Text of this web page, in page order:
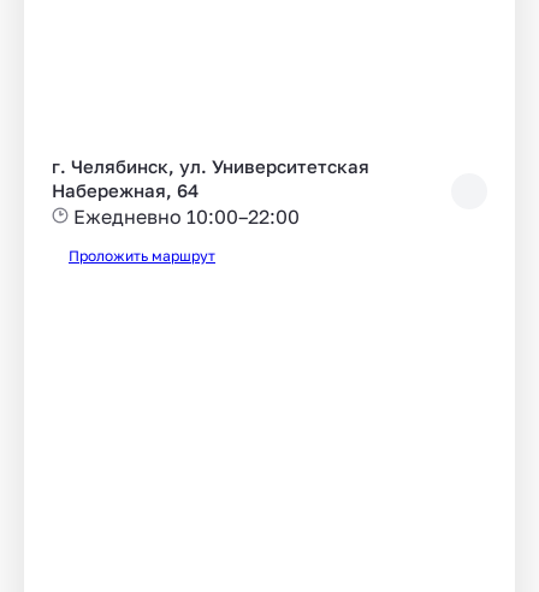
г. Челябинск, ул. Университетская
Набережная, 64
Ежедневно 10:00–22:00
Проложить маршрут